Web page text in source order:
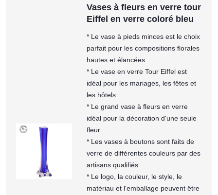
Vases à fleurs en verre tour
Eiffel en verre coloré bleu
* Le vase à pieds minces est le choix
parfait pour les compositions florales
hautes et élancées
* Le vase en verre Tour Eiffel est
idéal pour les mariages, les fêtes et
les hôtels
* Le grand vase à fleurs en verre
idéal pour la décoration d'une seule
fleur
* Les vases à boutons sont faits de
verre de différentes couleurs par des
artisans qualifiés
* Le logo, la couleur, le style, le
matériau et l'emballage peuvent être